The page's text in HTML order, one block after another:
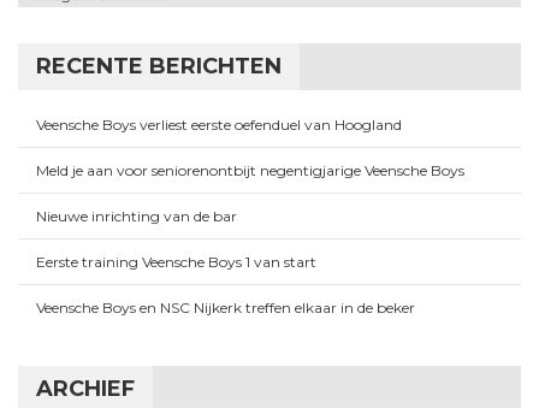
RECENTE BERICHTEN
Veensche Boys verliest eerste oefenduel van Hoogland
Meld je aan voor seniorenontbijt negentigjarige Veensche Boys
Nieuwe inrichting van de bar
Eerste training Veensche Boys 1 van start
Veensche Boys en NSC Nijkerk treffen elkaar in de beker
ARCHIEF